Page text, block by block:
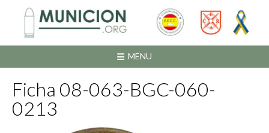
contenido
MENU
Ficha 08-063-BGC-060-
0213